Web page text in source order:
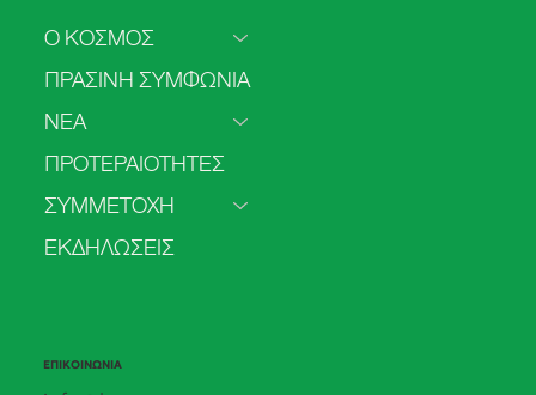
το 2021- Η Κίνα προσπερνά την Ευρώπη
Ο ΚΟΣΜΟΣ
ΠΡΑΣΙΝΗ ΣΥΜΦΩΝΙΑ
ΝΕΑ
ΠΡΟΤΕΡΑΙΟΤΗΤΕΣ
ΣΥΜΜΕΤΟΧΗ
ΕΚΔΗΛΩΣΕΙΣ
ΕΠΙΚΟΙΝΩΝΙΑ